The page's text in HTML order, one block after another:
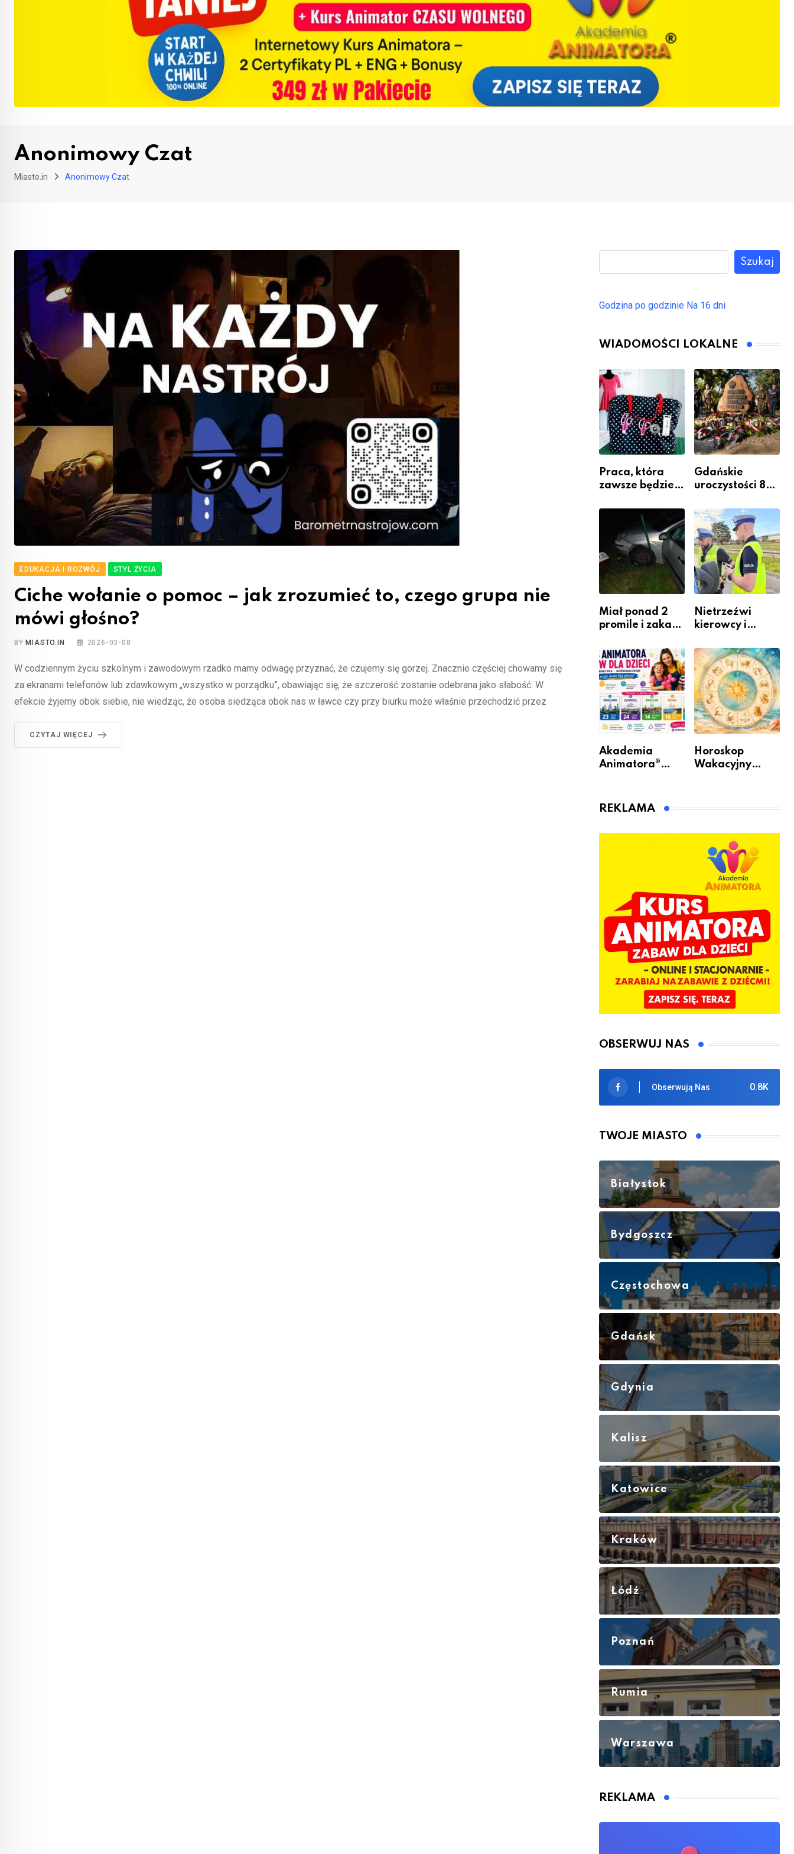
Anonimowy Czat
Miasto.in Anonimowy Czat
EDUKACJA I ROZWÓJ STYL ŻYCIA
Ciche wołanie o pomoc – jak zrozumieć to, czego grupa nie
mówi głośno?
BY MIASTO.IN 2026-03-08
W codziennym życiu szkolnym i zawodowym rzadko mamy odwagę przyznać, że czujemy się gorzej. Znacznie częściej chowamy się
za ekranami telefonów lub zdawkowym „wszystko w porządku”, obawiając się, że szczerość zostanie odebrana jako słabość. W
efekcie żyjemy obok siebie, nie wiedząc, że osoba siedząca obok nas w ławce czy przy biurku może właśnie przechodzić przez
CZYTAJ WIĘCEJ
Szukaj
Godzina po godzinie Na 16 dni
WIADOMOŚCI LOKALNE
Praca, która
zawsze będzie
krawiectwo
zawodem
przyszłości i
gdzie się go
nauczyć?
Gdańskie
uroczystości 82.
wybuchu
Powstania
Warszawskiego
Miał ponad 2
promile i zakaz
to wsiadł za
kierownicę w
Bolszewie i
uderzył w
ogrodzenie
Nietrzeźwi
kierowcy i
Rumi i gminie
Łęczyce
Akademia
Animatora®
jeden cel –
Horoskop
Wakacyjny
REKLAMA
OBSERWUJ NAS
0.8K
Obserwują Nas
TWOJE MIASTO
Białystok
Bydgoszcz
Częstochowa
Gdańsk
Gdynia
Kalisz
Katowice
Kraków
Łódź
Poznań
Rumia
Warszawa
REKLAMA